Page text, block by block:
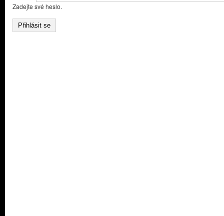
Zadejte své heslo.